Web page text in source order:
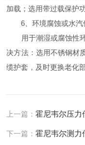
加载；选用带过载保护
6、环境腐蚀或水汽
用于潮湿或腐蚀性环
决方法：选用不锈钢材
缆护套，及时更换老化部
上一篇：霍尼韦尔压力传
下一篇：霍尼韦尔测力